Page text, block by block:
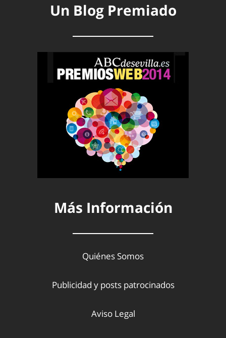
Un Blog Premiado
Más Información
Quiénes Somos
Publicidad y posts patrocinados
Aviso Legal